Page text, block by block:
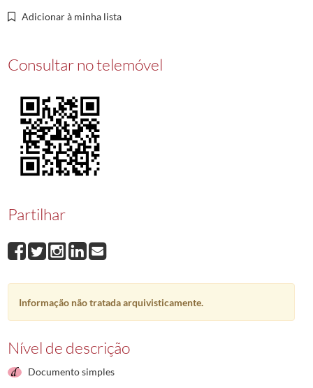
00017 Turma da Primária Masculina
Adicionar à minha lista
Consultar no telemóvel
Partilhar
Informação não tratada arquivisticamente.
Nível de descrição
Documento simples